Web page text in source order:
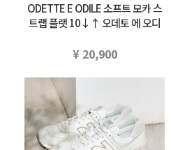
ODETTE E ODILE 소프트 모카 스
트랩 플랫 10↓↑ 오데토 에 오디
¥ 20,900